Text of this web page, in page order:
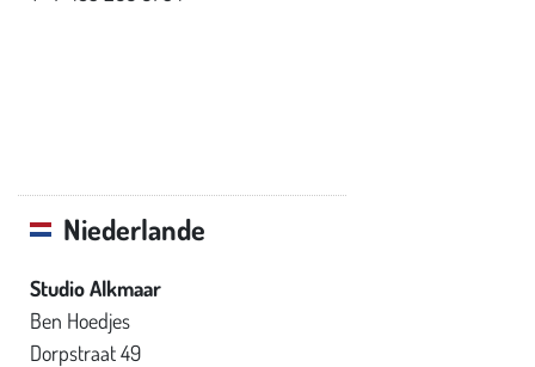
Niederlande
Studio Alkmaar
Ben Hoedjes
Dorpstraat 49